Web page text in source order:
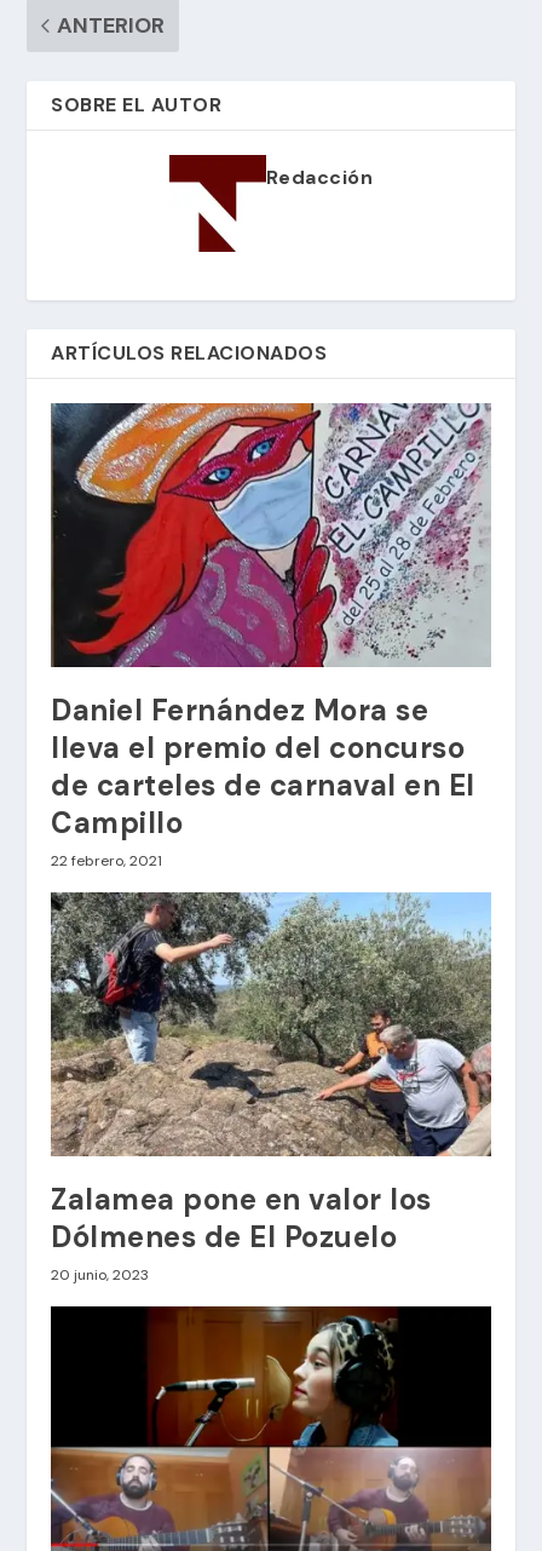
ANTERIOR
SOBRE EL AUTOR
Redacción
ARTÍCULOS RELACIONADOS
Daniel Fernández Mora se
lleva el premio del concurso
de carteles de carnaval en El
Campillo
22 febrero, 2021
Zalamea pone en valor los
Dólmenes de El Pozuelo
20 junio, 2023